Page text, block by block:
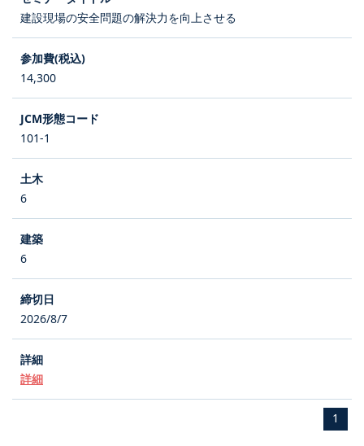
建設現場の安全問題の解決力を向上させる
14,300
101-1
6
6
2026/8/7
詳細
1